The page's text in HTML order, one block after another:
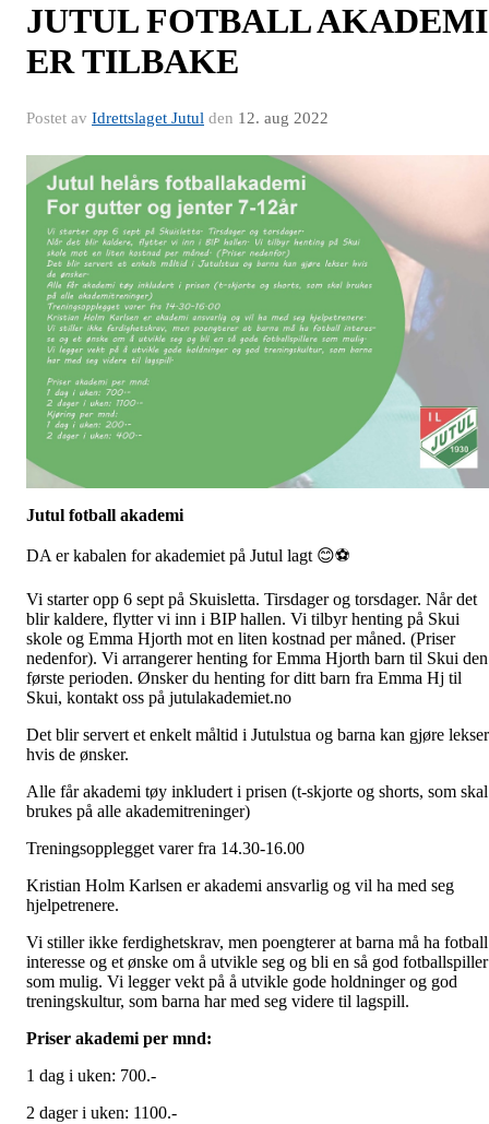
JUTUL FOTBALL AKADEMI
ER TILBAKE
Postet av Idrettslaget Jutul den 12. aug 2022
Jutul fotball akademi
DA er kabalen for akademiet på Jutul lagt 😊⚽
Vi starter opp 6 sept på Skuisletta. Tirsdager og torsdager. Når det
blir kaldere, flytter vi inn i BIP hallen. Vi tilbyr henting på Skui
skole og Emma Hjorth mot en liten kostnad per måned. (Priser
nedenfor). Vi arrangerer henting for Emma Hjorth barn til Skui den
første perioden. Ønsker du henting for ditt barn fra Emma Hj til
Skui, kontakt oss på jutulakademiet.no
Det blir servert et enkelt måltid i Jutulstua og barna kan gjøre lekser
hvis de ønsker.
Alle får akademi tøy inkludert i prisen (t-skjorte og shorts, som skal
brukes på alle akademitreninger)
Treningsopplegget varer fra 14.30-16.00
Kristian Holm Karlsen er akademi ansvarlig og vil ha med seg
hjelpetrenere.
Vi stiller ikke ferdighetskrav, men poengterer at barna må ha fotball
interesse og et ønske om å utvikle seg og bli en så god fotballspiller
som mulig. Vi legger vekt på å utvikle gode holdninger og god
treningskultur, som barna har med seg videre til lagspill.
Priser akademi per mnd:
1 dag i uken: 700.-
2 dager i uken: 1100.-